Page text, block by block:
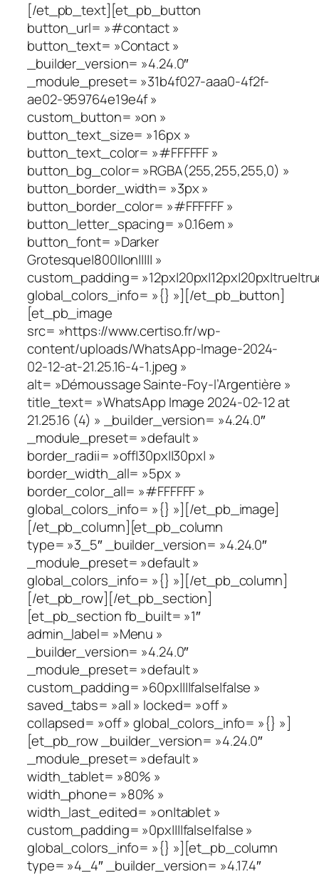
[/et_pb_text][et_pb_button
button_url= »#contact »
button_text= »Contact »
_builder_version= »4.24.0″
_module_preset= »31b4f027-aaa0-4f2f-
ae02-959764e19e4f »
custom_button= »on »
button_text_size= »16px »
button_text_color= »#FFFFFF »
button_bg_color= »RGBA(255,255,255,0) »
button_border_width= »3px »
button_border_color= »#FFFFFF »
button_letter_spacing= »0.16em »
button_font= »Darker
Grotesque|800||on||||| »
custom_padding=
global_colors_info= »{} »][/et_pb_button]
[et_pb_image
src= »https://www.certiso.fr/wp-
content/uploads/WhatsApp-Image-2024-
02-12-at-21.25.16-4-1.jpeg »
alt= »Démoussage Sainte-Foy-l’Argentière »
title_text= »WhatsApp Image 2024-02-12 at
21.25.16 (4) » _builder_version= »4.24.0″
_module_preset= »default »
border_radii= »off|30px||30px| »
border_width_all= »5px »
border_color_all= »#FFFFFF »
global_colors_info= »{} »][/et_pb_image]
[/et_pb_column][et_pb_column
type= »3_5″ _builder_version= »4.24.0″
_module_preset= »default »
global_colors_info= »{} »][/et_pb_column]
[/et_pb_row][/et_pb_section]
[et_pb_section fb_built= »1″
admin_label= »Menu »
_builder_version= »4.24.0″
_module_preset= »default »
custom_padding= »60px||||false|false »
saved_tabs= »all » locked= »off »
collapsed= »off » global_colors_info= »{} »]
[et_pb_row _builder_version= »4.24.0″
_module_preset= »default »
width_tablet= »80% »
width_phone= »80% »
width_last_edited= »on|tablet »
custom_padding= »0px||||false|false »
global_colors_info= »{} »][et_pb_column
type= »4_4″ _builder_version= »4.17.4″